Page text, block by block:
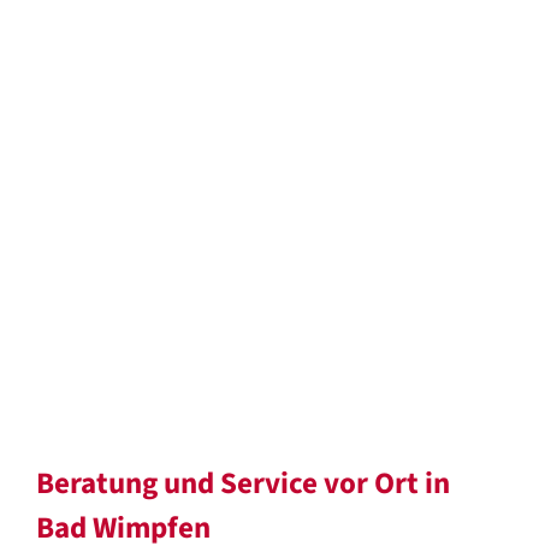
Beratung und Service vor Ort in
Bad Wimpfen